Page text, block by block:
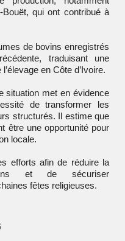
qui ont contribué à
de bovins enregistrés
traduisant une
en Côte d’Ivoire.
situation met en évidence
de transformer les
structurés. Il estime que
être une opportunité pour
locale.
efforts afin de réduire la
et de sécuriser
fêtes religieuses.